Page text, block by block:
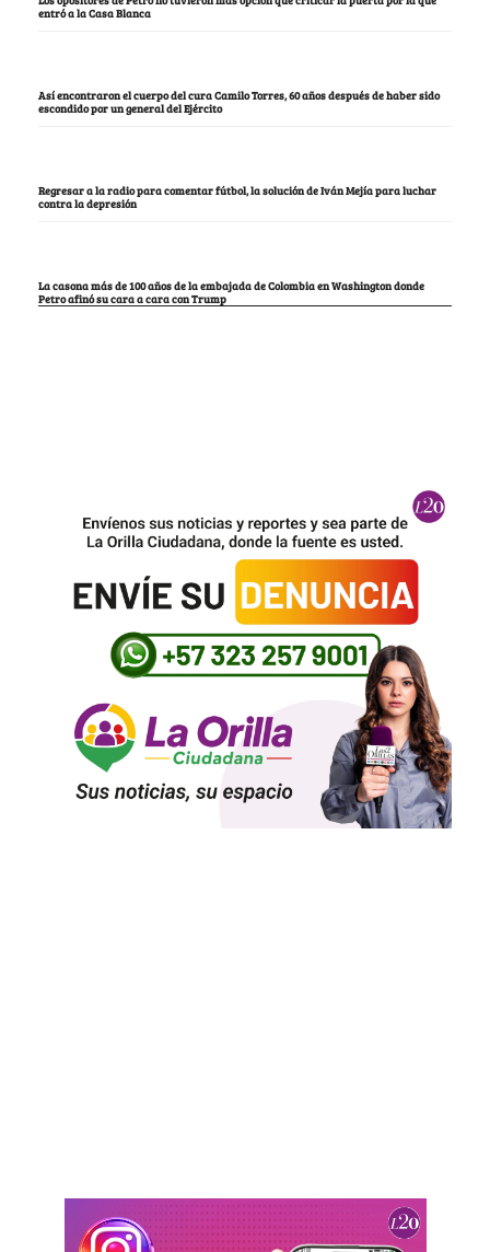
entró a la Casa Blanca
Así encontraron el cuerpo del cura Camilo Torres, 60 años después de haber sido
escondido por un general del Ejército
Regresar a la radio para comentar fútbol, la solución de Iván Mejía para luchar
contra la depresión
La casona más de 100 años de la embajada de Colombia en Washington donde
Petro afinó su cara a cara con Trump